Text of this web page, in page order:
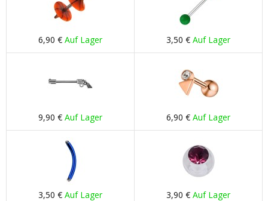
6,90 € Auf Lager 3,50 € Auf Lager
9,90 € Auf Lager 6,90 € Auf Lager
3,50 € Auf Lager 3,90 € Auf Lager